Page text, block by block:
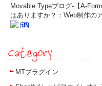
Movable Typeブログ-【A-
はありますか？：Web制作の
MTプラグイン